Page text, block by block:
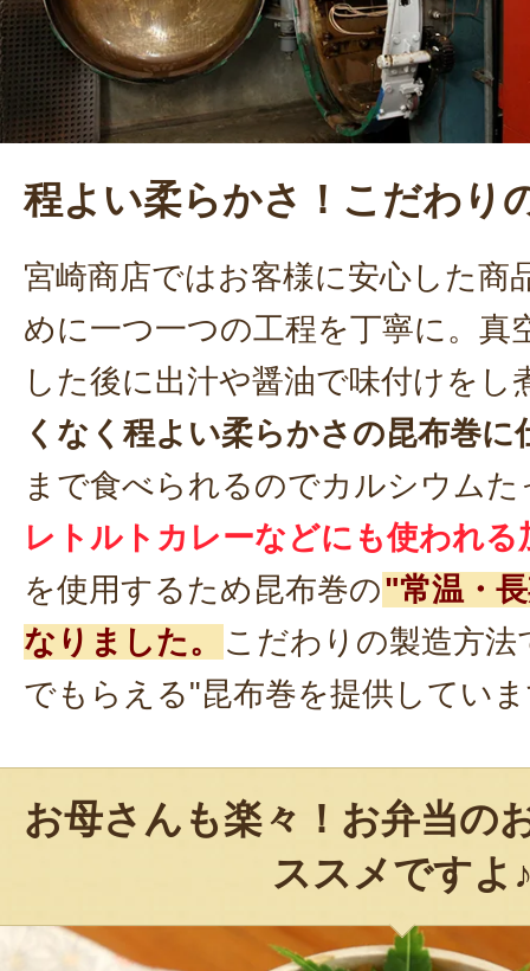
程よい柔らかさ！こだわり
宮崎商店ではお客様に安心した商
めに一つ一つの工程を丁寧に。真
した後に出汁や醤油で味付けをし
くなく程よい柔らかさの昆布巻に
まで食べられるのでカルシウム
レトルトカレーなどにも使われる
を使用するため昆布巻の"常温・
なりました。
こだわりの製造方
でもらえる"昆布巻を提供してい
お母さんも楽々！お弁当の
ススメですよ